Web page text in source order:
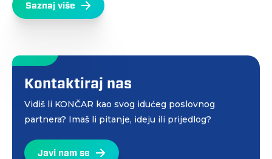
Saznaj više
Kontaktiraj nas
Vidiš li KONČAR kao svog idućeg poslovnog
partnera? Imaš li pitanje, ideju ili prijedlog?
Javi nam se